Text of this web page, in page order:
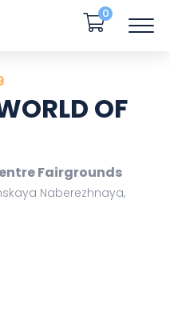
0
OF
Fairgrounds
Naberezhnaya,